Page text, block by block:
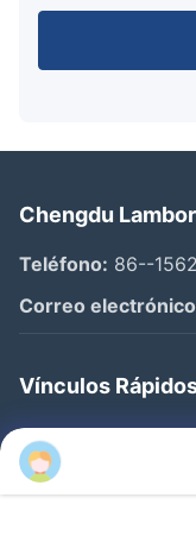
Chengdu
Teléfono: 86--
Correo
Vínculos
Inicio
Productos